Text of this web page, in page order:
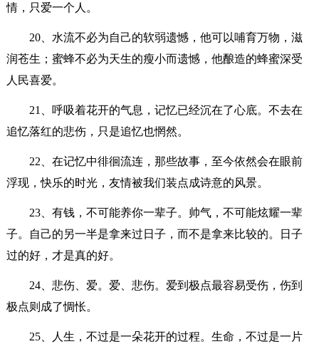
情，只爱一个人。
20、水流不必为自己的软弱遗憾，他可以哺育万物，滋
润苍生；蜜蜂不必为天生的瘦小而遗憾，他酿造的蜂蜜深受
人民喜爱。
21、呼吸着花开的气息，记忆已经沉在了心底。不去在
追忆落红的悲伤，只是追忆也惘然。
22、在记忆中徘徊流连，那些故事，至今依然会在眼前
浮现，快乐的时光，友情被我们装点成诗意的风景。
23、有钱，不可能养你一辈子。帅气，不可能炫耀一辈
子。自己的另一半是拿来过日子，而不是拿来比较的。日子
过的好，才是真的好。
24、悲伤、爱。爱、悲伤。爱到极点最容易受伤，伤到
极点则成了惆怅。
25、人生，不过是一朵花开的过程。生命，不过是一片